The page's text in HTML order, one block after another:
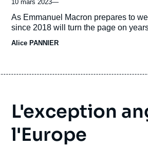
10 mars 2023—
Accroche
As Emmanuel Macron prepares to
since 2018 will turn the page on
Alice PANNIER
L'exception
l'Europe